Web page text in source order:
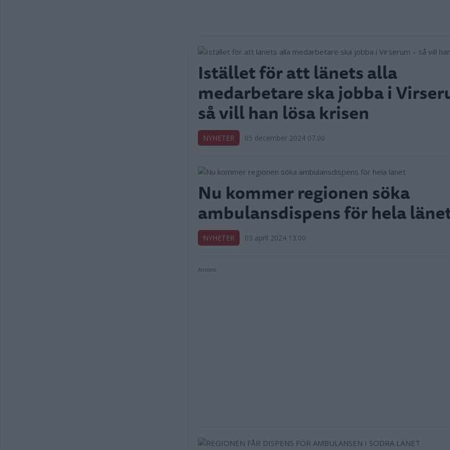
Istället för att länets alla
medarbetare ska jobba i
så vill han lösa krisen
NYHETER 05 december 2024 07.00
Nu kommer regionen söka
ambulansdispens för hela
NYHETER 03 april 2024 13.00
Annons: